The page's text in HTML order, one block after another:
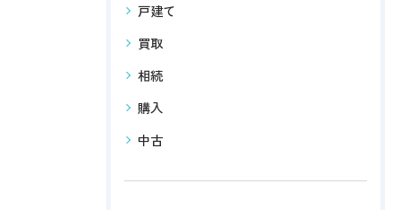
戸建て
買取
相続
購入
中古